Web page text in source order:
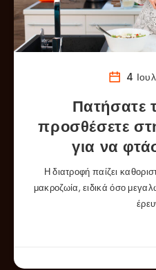
4
Πατήσατε
προσθέσετε
για να
Η διατροφή παίζει
μακροζωία, ειδικά όσο